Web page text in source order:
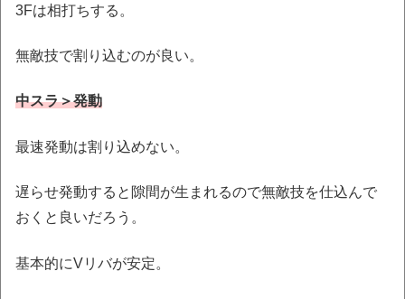
3Fは相打ちする。
無敵技で割り込むのが良い。
中スラ＞発動
最速発動は割り込めない。
遅らせ発動すると隙間が生まれるので無敵技を仕込んで
おくと良いだろう。
基本的にVリバが安定。